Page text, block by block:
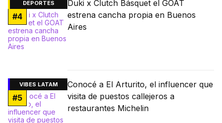
DEPORTES
#4
Duki x Clutch Básquet el GOAT
estrena cancha propia en Buenos
Aires
VIBES LATAM
#5
Conocé a El Arturito, el influencer que
visita de puestos callejeros a
restaurantes Michelin